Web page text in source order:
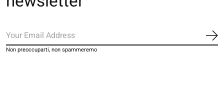
Non preoccuparti, non spammeremo